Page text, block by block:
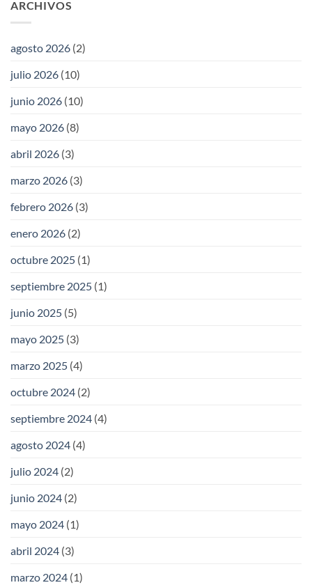
ARCHIVOS
agosto 2026 (2)
julio 2026 (10)
junio 2026 (10)
mayo 2026 (8)
abril 2026 (3)
marzo 2026 (3)
febrero 2026 (3)
enero 2026 (2)
octubre 2025 (1)
septiembre 2025 (1)
junio 2025 (5)
mayo 2025 (3)
marzo 2025 (4)
octubre 2024 (2)
septiembre 2024 (4)
agosto 2024 (4)
julio 2024 (2)
junio 2024 (2)
mayo 2024 (1)
abril 2024 (3)
marzo 2024 (1)